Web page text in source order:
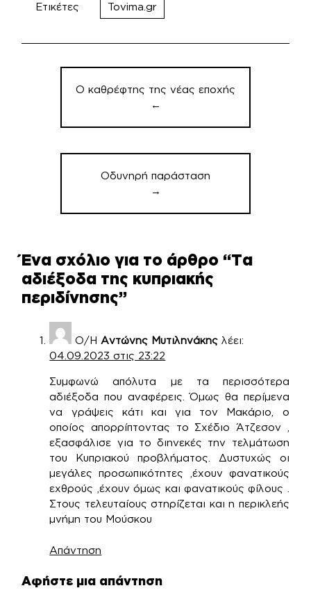
Ετικέτες Tovima.gr
Πλοήγηση
άρθρων
Ο καθρέφτης της νέας εποχής
←
Οδυνηρή παράσταση
→
Ένα σχόλιο για το άρθρο “Τα
αδιέξοδα της κυπριακής
περιδίνησης”
Ο/ΗΑντώνης Μυτιληνάκης λέει:
04.09.2023 στις 23:22
Συμφωνώ απόλυτα με τα περισσότερα
αδιέξοδα που αναφέρεις. Όμως θα περίμενα
να γράψεις κάτι και για τον Μακάριο, ο
οποίος απορρίπτοντας το Σχέδιο Άτζεσον ,
εξασφάλισε για το διηνεκές την τελμάτωση
του Κυπριακού προβλήματος. Δυστυχώς οι
μεγάλες προσωπικότητες ,έχουν φανατικούς
εχθρούς ,έχουν όμως και φανατικούς φίλους .
Στους τελευταίους στηρίζεται και η περικλεής
μνήμη του Μούσκου
Απάντηση
Αφήστε μια απάντηση